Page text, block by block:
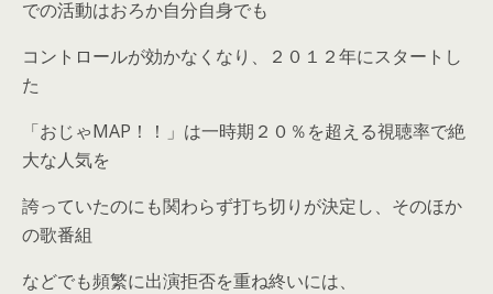
での活動はおろか自分自身でも
コントロールが効かなくなり、２０１２年にスタートし
た
「おじゃMAP！！」は一時期２０％を超える視聴率で絶
大な人気を
誇っていたのにも関わらず打ち切りが決定し、そのほか
の歌番組
などでも頻繁に出演拒否を重ね終いには、